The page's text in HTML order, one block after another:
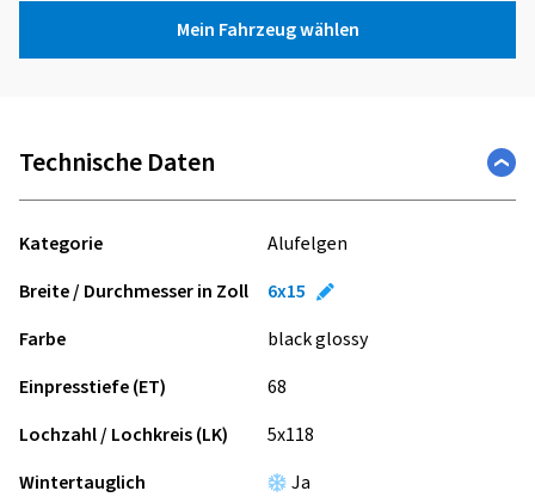
Mein Fahrzeug wählen
Technische Daten
Kategorie
Alufelgen
Breite / Durchmesser in Zoll
6x15
Farbe
black glossy
Einpresstiefe (ET)
68
Lochzahl / Lochkreis (LK)
5x118
Wintertauglich
Ja